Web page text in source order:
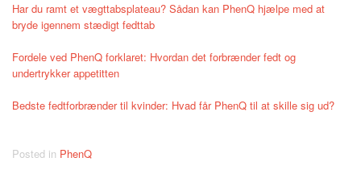
Har du ramt et vægttabsplateau? Sådan kan PhenQ hjælpe med at
bryde igennem stædigt fedttab
Fordele ved PhenQ forklaret: Hvordan det forbrænder fedt og
undertrykker appetitten
Bedste fedtforbrænder til kvinder: Hvad får PhenQ til at skille sig ud?
Posted in PhenQ